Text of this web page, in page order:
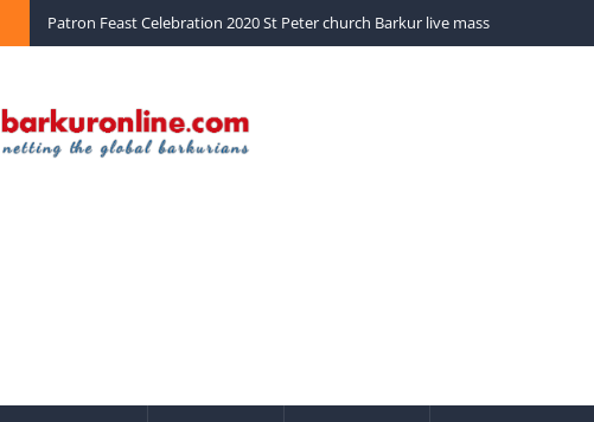
Palm Sunday 2020 St Peter church Barkur live mass